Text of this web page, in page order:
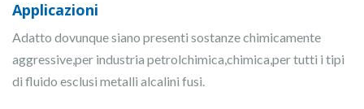
Applicazioni
Adatto dovunque siano presenti sostanze chimicamente
aggressive,per industria petrolchimica,chimica,per tutti i tipi
di fluido esclusi metalli alcalini fusi.